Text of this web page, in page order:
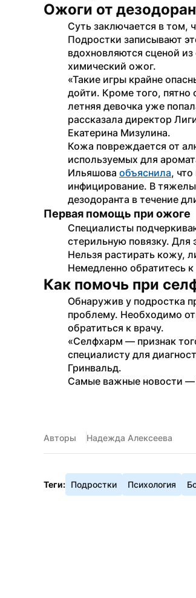
Ожоги от
Суть заключается в том,
Подростки записывают
вдохновляются сценой
химический ожог.
«Такие игры крайне
дойти. Кроме того,
летняя девочка уже
рассказала директор
Екатерина Мизулина.
Кожа повреждается от
используемых для
Ильяшова объяснила,
инфицирование. В
дезодоранта в течение
Первая помощь при ожоге
Специалисты
стерильную повязку. Для
Нельзя растирать кожу,
Немедленно обратитесь к
Как помочь при
Обнаружив у подростка
проблему. Необходимо
обратиться к врачу.
«Селфхарм — признак
специалисту для
Гринвальд.
Самые важные новости
Авторы Надежда Алексеева
Теги: Подростки Психология